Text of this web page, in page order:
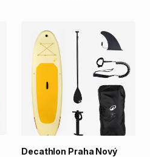
Decathlon Praha Nový